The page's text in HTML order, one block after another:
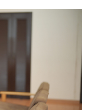
老)
重/お食い初め重)
サイトマップ